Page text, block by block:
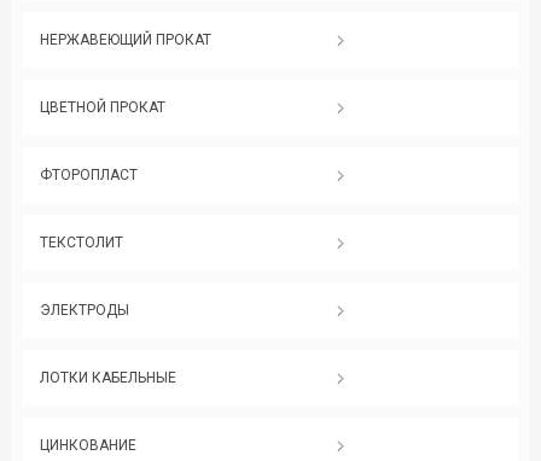
НЕРЖАВЕЮЩИЙ ПРОКАТ
ЦВЕТНОЙ ПРОКАТ
ФТОРОПЛАСТ
ТЕКСТОЛИТ
ЭЛЕКТРОДЫ
ЛОТКИ КАБЕЛЬНЫЕ
ЦИНКОВАНИЕ